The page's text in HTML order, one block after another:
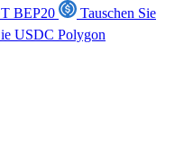
BEP20
Tauschen Sie
USDC Polygon